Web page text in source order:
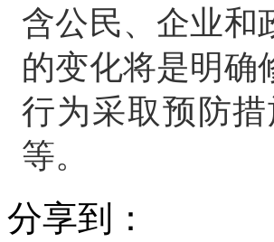
含公民、企业和
的变化将是明确
行为采取预防
等。
分享到：